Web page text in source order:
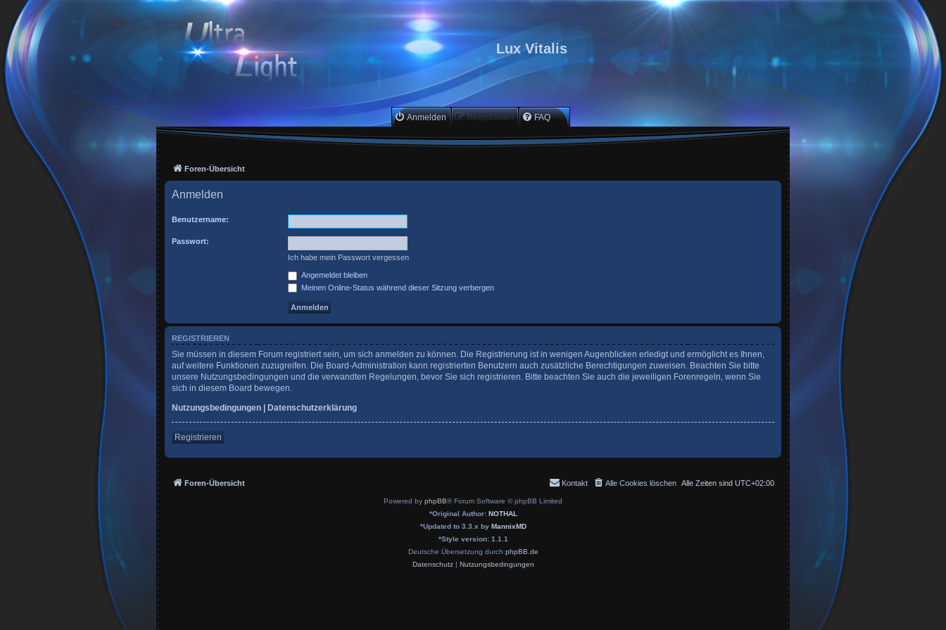
Lux Vitalis
Anmelden Registrieren FAQ
Foren-Übersicht
Anmelden
Benutzername:
Passwort:
Ich habe mein Passwort vergessen
Angemeldet bleiben
Meinen Online-Status während dieser Sitzung verbergen
REGISTRIEREN
Sie müssen in diesem Forum registriert sein, um sich anmelden zu können. Die Registrierung ist in wenigen Augenblicken erledigt und ermöglicht es Ihnen,
auf weitere Funktionen zuzugreifen. Die Board-Administration kann registrierten Benutzern auch zusätzliche Berechtigungen zuweisen. Beachten Sie bitte
unsere Nutzungsbedingungen und die verwandten Regelungen, bevor Sie sich registrieren. Bitte beachten Sie auch die jeweiligen Forenregeln, wenn Sie
sich in diesem Board bewegen.
Nutzungsbedingungen | Datenschutzerklärung
Registrieren
Foren-Übersicht Alle Zeiten sind UTC+02:00
Alle Cookies löschen
Kontakt
Powered by phpBB® Forum Software © phpBB Limited
*Original Author: NOTHAL
*Updated to 3.3.x by MannixMD
*Style version: 1.1.1
Deutsche Übersetzung durch phpBB.de
Datenschutz| Nutzungsbedingungen